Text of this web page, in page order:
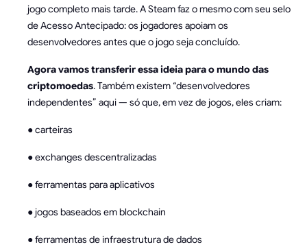
jogo completo mais tarde. A Steam faz o mesmo com seu selo
de Acesso Antecipado: os jogadores apoiam os
desenvolvedores antes que o jogo seja concluído.
Agora vamos transferir essa ideia para o mundo das
criptomoedas. Também existem “desenvolvedores
independentes” aqui — só que, em vez de jogos, eles criam:
● carteiras
● exchanges descentralizadas
● ferramentas para aplicativos
● jogos baseados em blockchain
● ferramentas de infraestrutura de dados